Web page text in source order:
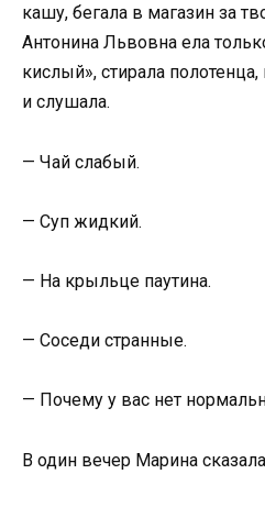
кашу, бегала в магазин за
Антонина Львовна ела
кислый», стирала
и слушала.
— Чай слабый.
— Суп жидкий.
— На крыльце паутина.
— Соседи странные.
— Почему у вас нет
В один вечер Марина